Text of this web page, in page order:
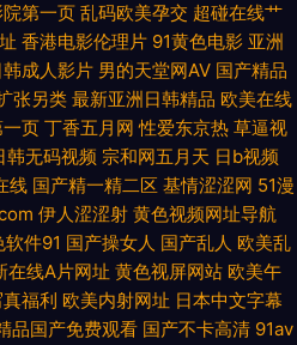
视频站 尤物视频91 91福利视频广场 91社
香蕉婷婷 91麻豆蜜桃草莓社区 91污网站
激情六月天婷婷 另类春色校园亚洲国
品成人中出国产 蜜桃网五月天 人妻无码
线视频公开 91在线国内 老湿机导航 精东
操社区 吃瓜黑料在线麻烦 黑丝诱惑国产
第一页 乱码欧美孕交 超碰在线艹
香港电影伦理片 91黄色电影 亚洲
韩成人影片 男的天堂网AV 国产精品
张另类 最新亚洲日韩精品 欧美在线
页 丁香五月网 性爱东京热 草逼视
韩无码视频 宗和网五月天 日b视频
线 国产精一精二区 基情涩涩网 51漫
伊人涩涩射 黄色视频网址导航
软件91 国产操女人 国产乱人 欧美乱
在线A片网址 黄色视屏网站 欧美午
福利 欧美内射网址 日本中文字幕
品国产免费观看 国产不卡高清 91av